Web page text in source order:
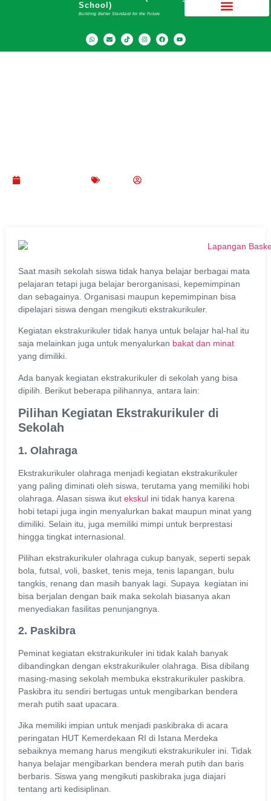
School)
Building Better Standard for the Future
Saat masih sekolah siswa tidak hanya belajar berbagai mata
pelajaran tetapi juga belajar berorganisasi, kepemimpinan
dan sebagainya. Organisasi maupun kepemimpinan bisa
dipelajari siswa dengan mengikuti ekstrakurikuler.
Kegiatan ekstrakurikuler tidak hanya untuk belajar hal-hal itu
saja melainkan juga untuk menyalurkan bakat dan minat
yang dimiliki.
Ada banyak kegiatan ekstrakurikuler di sekolah yang bisa
dipilih. Berikut beberapa pilihannya, antara lain:
Pilihan Kegiatan Ekstrakurikuler di
Sekolah
1. Olahraga
Ekstrakurikuler olahraga menjadi kegiatan ekstrakurikuler
yang paling diminati oleh siswa, terutama yang memiliki hobi
olahraga. Alasan siswa ikut ekskul ini tidak hanya karena
hobi tetapi juga ingin menyalurkan bakat maupun minat yang
dimiliki. Selain itu, juga memiliki mimpi untuk berprestasi
hingga tingkat internasional.
Pilihan ekstrakurikuler olahraga cukup banyak, seperti sepak
bola, futsal, voli, basket, tenis meja, tenis lapangan, bulu
tangkis, renang dan masih banyak lagi. Supaya kegiatan ini
bisa berjalan dengan baik maka sekolah biasanya akan
menyediakan fasilitas penunjangnya.
2. Paskibra
Peminat kegiatan ekstrakurikuler ini tidak kalah banyak
dibandingkan dengan ekstrakurikuler olahraga. Bisa dibilang
masing-masing sekolah membuka ekstrakurikuler paskibra.
Paskibra itu sendiri bertugas untuk mengibarkan bendera
merah putih saat upacara.
Jika memiliki impian untuk menjadi paskibraka di acara
peringatan HUT Kemerdekaan RI di Istana Merdeka
sebaiknya memang harus mengikuti ekstrakurikuler ini. Tidak
hanya belajar mengibarkan bendera merah putih dan baris
berbaris. Siswa yang mengikuti paskibraka juga diajari
tentang arti kedisiplinan.